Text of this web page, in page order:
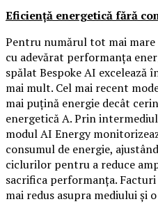
Eficiență energetică fără
Pentru numărul tot mai mare
cu adevărat performanța
spălat Bespoke AI excelează
mai mult. Cel mai recent
mai puțină energie decât
energetică A. Prin
modul AI Energy
consumul de energie,
ciclurilor pentru a reduce
sacrifica performanța.
mai redus asupra mediului și